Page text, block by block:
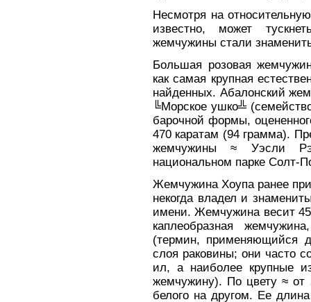
Несмотря на
известно, может
жемчужины стали
Большая розовая
как самая крупная
найденных. Абалонский
╚Морское ушко╩
барочной формы,
470 каратам (94 грамма).
жемчужины ≈ Уэсли
национальном парке Солт-
Жемчужина Хоупа ранее
некогда владел и
имени. Жемчужина весит
каплеобразная
(термин, применяющийся
слоя раковины; они часто
ил, а наиболее крупные
жемчужину). По цвету ≈ от
белого на другом. Ее